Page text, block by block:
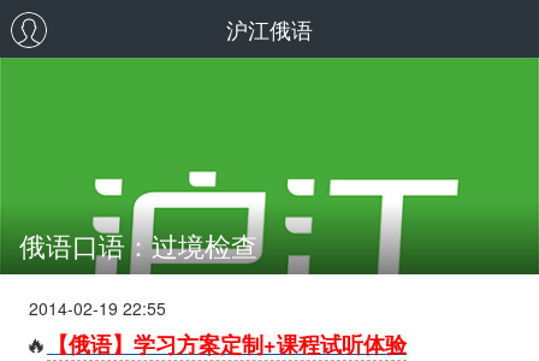
沪江俄语
俄语口语：过境检查
2014-02-19 22:55
🔥 【俄语】学习方案定制+课程试听体验